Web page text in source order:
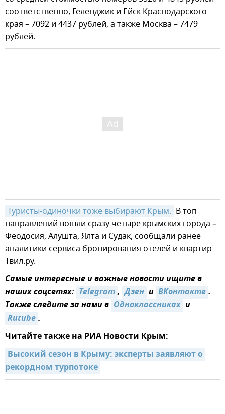
соответственно, Геленджик и Ейск Краснодарского
края – 7092 и 4437 рублей, а также Москва – 7479
рублей.
Туристы-одиночки тоже выбирают Крым. В топ
направлений вошли сразу четыре крымских города –
Феодосия, Алушта, Ялта и Судак, сообщали ранее
аналитики сервиса бронирования отелей и квартир
Твил.ру.
Самые интересные и важные новости ищите в
наших соцсетях: Telegram, Дзен и ВКонтакте.
Также следите за нами в Одноклассниках и
Rutube.
Читайте также на РИА Новости Крым:
Высокий сезон в Крыму: эксперты заявляют о
рекордном турпотоке